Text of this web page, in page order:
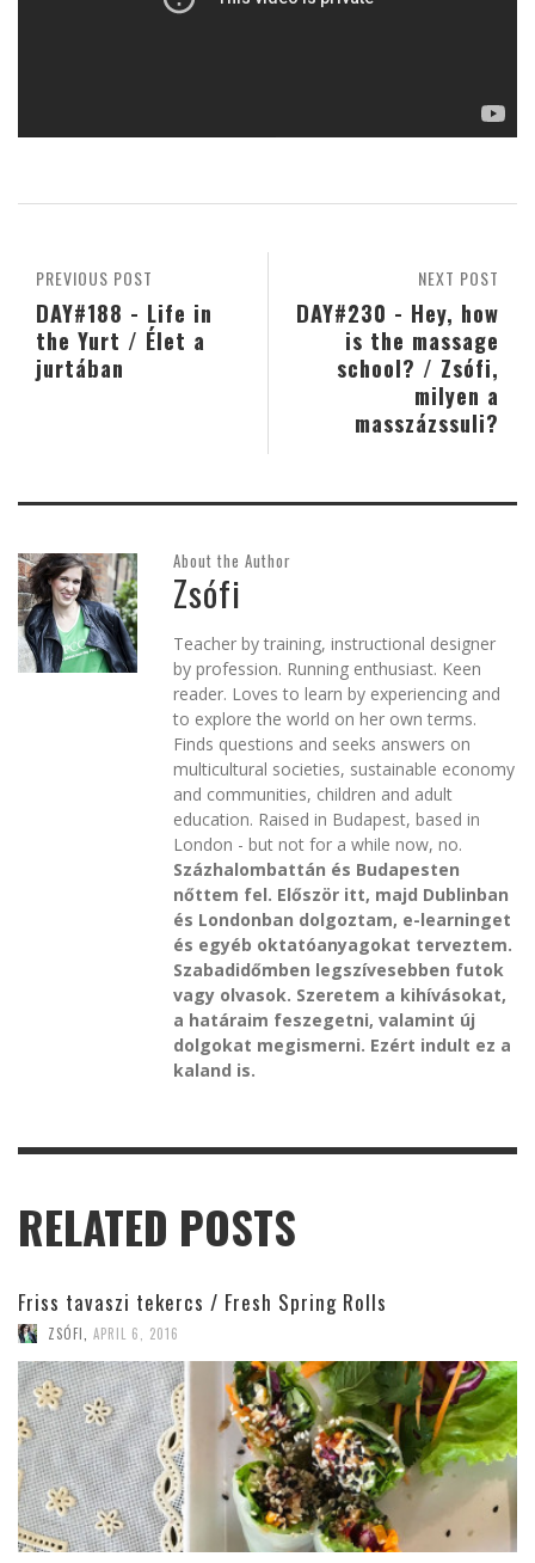
NEXT POST
DAY#230 - Hey, how
is the massage
school? / Zsófi,
milyen a
masszázssuli?
PREVIOUS POST
DAY#188 - Life in
the Yurt / Élet a
jurtában
About the Author
Zsófi
Teacher by training, instructional designer
by profession. Running enthusiast. Keen
reader. Loves to learn by experiencing and
to explore the world on her own terms.
Finds questions and seeks answers on
multicultural societies, sustainable economy
and communities, children and adult
education. Raised in Budapest, based in
London - but not for a while now, no.
Százhalombattán és Budapesten
nőttem fel. Először itt, majd Dublinban
és Londonban dolgoztam, e-learninget
és egyéb oktatóanyagokat terveztem.
Szabadidőmben legszívesebben futok
vagy olvasok. Szeretem a kihívásokat,
a határaim feszegetni, valamint új
dolgokat megismerni. Ezért indult ez a
kaland is.
RELATED POSTS
Friss tavaszi tekercs / Fresh Spring Rolls
ZSÓFI APRIL 6, 2016